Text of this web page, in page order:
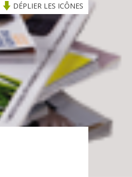
DÉPLIER LES ICÔNES